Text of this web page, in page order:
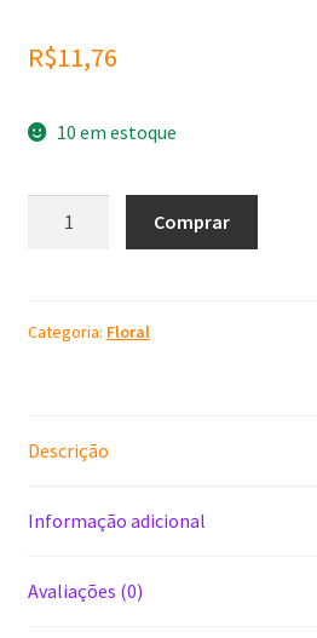
R$11,76
10 em estoque
Guirlanda
Comprar
Categoria: Floral
Descrição
Informação adicional
Avaliações (0)